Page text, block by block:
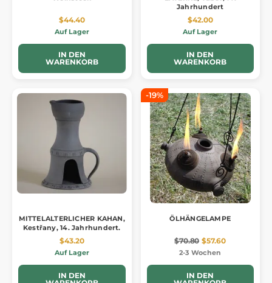
$44.40
Auf Lager
IN DEN
WARENKORB
Jahrhundert
$42.00
Auf Lager
IN DEN
WARENKORB
MITTELALTERLICHER KAHAN,
Kestřany, 14. Jahrhundert.
$43.20
Auf Lager
IN DEN
-19%
ÖLHÄNGELAMPE
$70.80 $57.60
2-3 Wochen
IN DEN